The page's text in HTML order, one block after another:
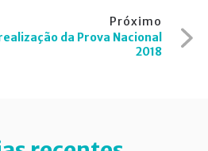
Próximo
da Prova Nacional
2018